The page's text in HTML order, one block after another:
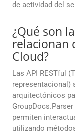
de actividad del
¿Qué son
relacionan
Cloud?
Las API RESTful
representacional)
arquitectónicos
permiten
utilizando